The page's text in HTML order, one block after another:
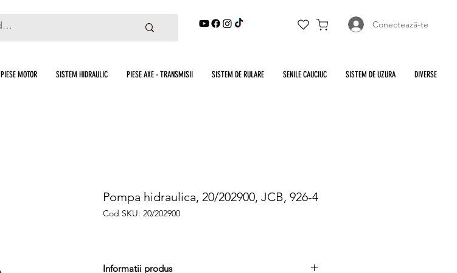
Conectează-te
PIESE MOTOR SISTEM HIDRAULIC PIESE AXE - TRANSMISII SISTEM DE RULARE SENILE CAUCIUC SISTEM DE UZURA DIVERSE
Pompa hidraulica, 20/202900, JCB, 926-4
Cod SKU: 20/202900
Informatii produs